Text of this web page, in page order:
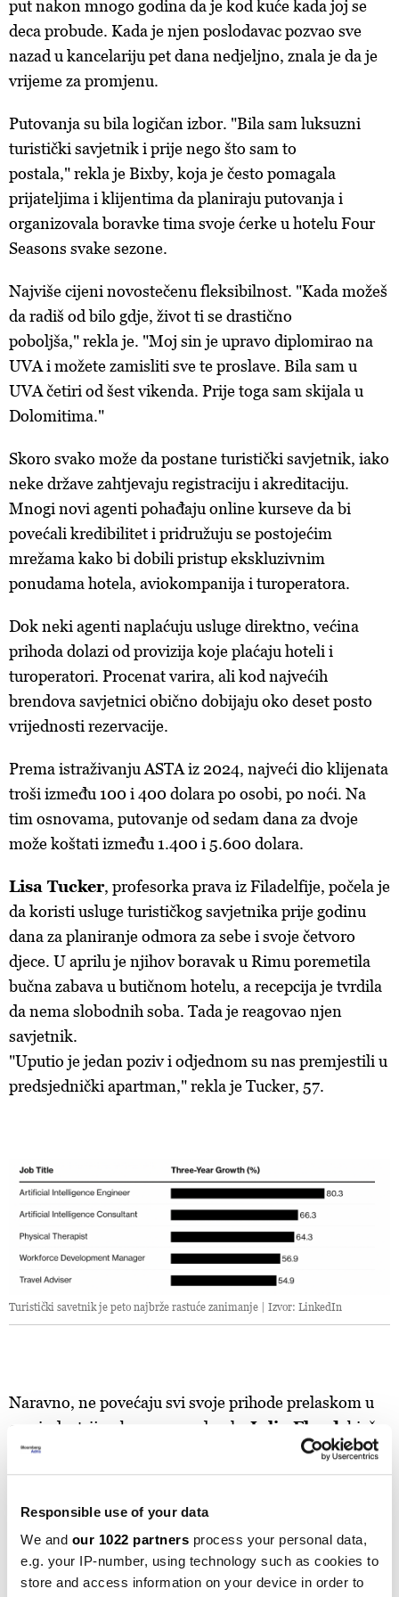
Responsible use of your data
We and our 1022 partners process your personal data,
e.g. your IP-number, using technology such as cookies to
store and access information on your device in order to
put nakon mnogo godina da je kod kuće kada joj se
deca probude. Kada je njen poslodavac pozvao sve
nazad u kancelariju pet dana nedjeljno, znala je da je
vrijeme za promjenu.
Putovanja su bila logičan izbor. "Bila sam luksuzni
turistički savjetnik i prije nego što sam to
postala," rekla je Bixby, koja je često pomagala
prijateljima i klijentima da planiraju putovanja i
organizovala boravke tima svoje ćerke u hotelu Four
Seasons svake sezone.
Najviše cijeni novostečenu fleksibilnost. "Kada možeš
da radiš od bilo gdje, život ti se drastično
poboljša," rekla je. "Moj sin je upravo diplomirao na
UVA i možete zamisliti sve te proslave. Bila sam u
UVA četiri od šest vikenda. Prije toga sam skijala u
Dolomitima."
Skoro svako može da postane turistički savjetnik, iako
neke države zahtjevaju registraciju i akreditaciju.
Mnogi novi agenti pohađaju online kurseve da bi
povećali kredibilitet i pridružuju se postojećim
mrežama kako bi dobili pristup ekskluzivnim
ponudama hotela, aviokompanija i turoperatora.
Dok neki agenti naplaćuju usluge direktno, većina
prihoda dolazi od provizija koje plaćaju hoteli i
turoperatori. Procenat varira, ali kod najvećih
brendova savjetnici obično dobijaju oko deset posto
vrijednosti rezervacije.
Prema istraživanju ASTA iz 2024, najveći dio klijenata
troši između 100 i 400 dolara po osobi, po noći. Na
tim osnovama, putovanje od sedam dana za dvoje
može koštati između 1.400 i 5.600 dolara.
Lisa Tucker, profesorka prava iz Filadelfije, počela je
da koristi usluge turističkog savjetnika prije godinu
dana za planiranje odmora za sebe i svoje četvoro
djece. U aprilu je njihov boravak u Rimu poremetila
bučna zabava u butičnom hotelu, a recepcija je tvrdila
da nema slobodnih soba. Tada je reagovao njen
savjetnik.
"Uputio je jedan poziv i odjednom su nas premjestili u
predsjednički apartman," rekla je Tucker, 57.
Turistički savetnik je peto najbrže rastuće zanimanje | Izvor: LinkedIn
Naravno, ne povećaju svi svoje prihode prelaskom u
ovu industriju - barem ne odmah.
Julia Flood , bivša
advokatica iz Toronta, znala je da će zarađivati manje
kada napusti pravni posao da bi postala turistički
"Ne radim nužno manje sati," rekla je Flood, 34.